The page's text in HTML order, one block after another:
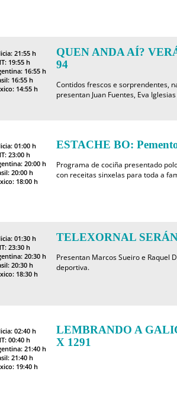
21:55 h
19:55 h
16:55 h
16:55 h
14:55 h
QUEN ANDA AÍ?
94
Contidos frescos e sorprendentes,
presentan Juan Fuentes, Eva
01:00 h
23:00 h
20:00 h
20:00 h
18:00 h
ESTACHE BO:
Programa de cociña presentado
con receitas sinxelas para toda a
01:30 h
23:30 h
20:30 h
20:30 h
18:30 h
TELEXORNAL
Presentan Marcos Sueiro e Raquel
deportiva.
02:40 h
00:40 h
21:40 h
21:40 h
19:40 h
LEMBRANDO A
X 1291